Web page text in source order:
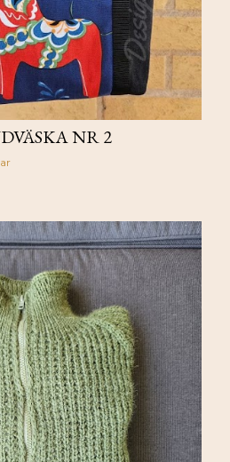
NR 2